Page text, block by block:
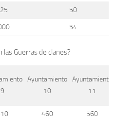
50
54
Guerras de clanes?
9
Ayuntamiento
10
Ayuntamiento
11
460 560